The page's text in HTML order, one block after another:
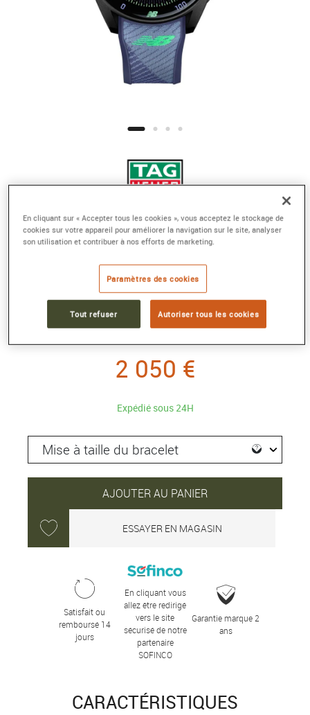
NEW BALANCE EDITION
40 mm, Titane grade 2 revêtu de DLC noir
Référence :
SBT8082.EB0394
2 050 €
Expédié sous 24H
AJOUTER AU PANIER
ESSAYER EN MAGASIN
Satisfait ou
remboursé 14
jours
En cliquant vous
allez être redirigé
vers le site
sécurisé de notre
partenaire
SOFINCO
Garantie marque 2
ans
CARACTÉRISTIQUES
En cliquant sur « Accepter tous les cookies », vous acceptez le stockage de
cookies sur votre appareil pour améliorer la navigation sur le site, analyser
son utilisation et contribuer à nos efforts de marketing.
Paramètres des cookies
Tout refuser Autoriser tous les cookies